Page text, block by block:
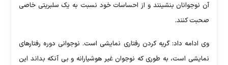
آن نوجوانان بنشینند و از احساسات خود نسبت به یک سلبریتی خاصی
صحبت کنند.
وی ادامه داد: گریه کردن رفتاری نمایشی است. نوجوانی دوره رفتارهای
نمایشی است، به طوری که نوجوان غیر هوشیارانه و بی آنکه بداند این